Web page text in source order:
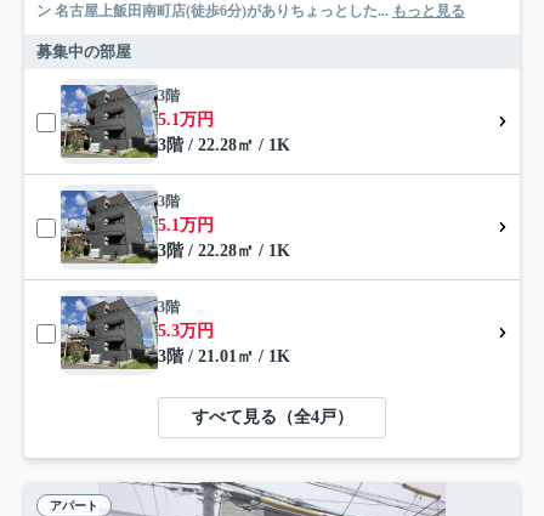
ン 名古屋上飯田南町店(徒歩6分)がありちょっとした... もっと見る
募集中の部屋
3階
5.1万円
3階 / 22.28㎡ / 1K
3階
5.1万円
3階 / 22.28㎡ / 1K
3階
5.3万円
3階 / 21.01㎡ / 1K
すべて見る（全4戸）
アパート